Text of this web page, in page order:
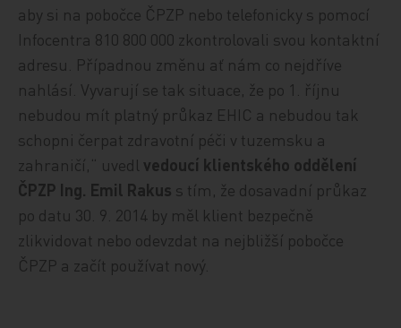
aby si na pobočce ČPZP nebo telefonicky s pomocí
Infocentra 810 800 000 zkontrolovali svou kontaktní
adresu. Případnou změnu ať nám co nejdříve
nahlásí. Vyvarují se tak situace, že po 1. říjnu
nebudou mít platný průkaz EHIC a nebudou tak
schopni čerpat zdravotní péči v tuzemsku a
zahraničí,“ uvedl vedoucí klientského oddělení
ČPZP Ing. Emil Rakus s tím, že dosavadní průkaz
po datu 30. 9. 2014 by měl klient bezpečně
zlikvidovat nebo odevzdat na nejbližší pobočce
ČPZP a začít používat nový.